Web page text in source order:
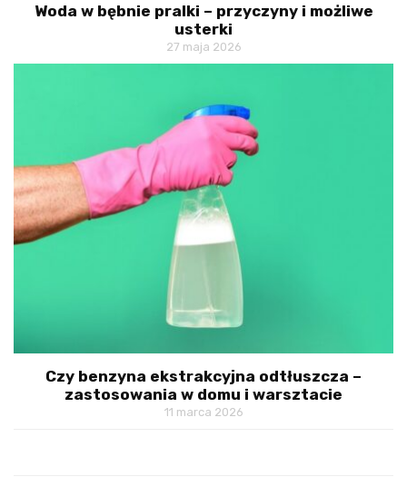
Woda w bębnie pralki – przyczyny i możliwe
usterki
27 maja 2026
Czy benzyna ekstrakcyjna odtłuszcza –
zastosowania w domu i warsztacie
11 marca 2026